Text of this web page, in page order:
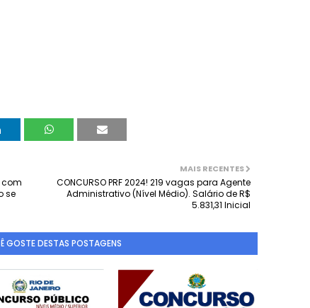
MAIS RECENTES
CONCURSO PRF 2024! 219 vagas para Agente
Administrativo (Nível Médio). Salário de R$
5.831,31 Inicial
com
se
GOSTE DESTAS POSTAGENS